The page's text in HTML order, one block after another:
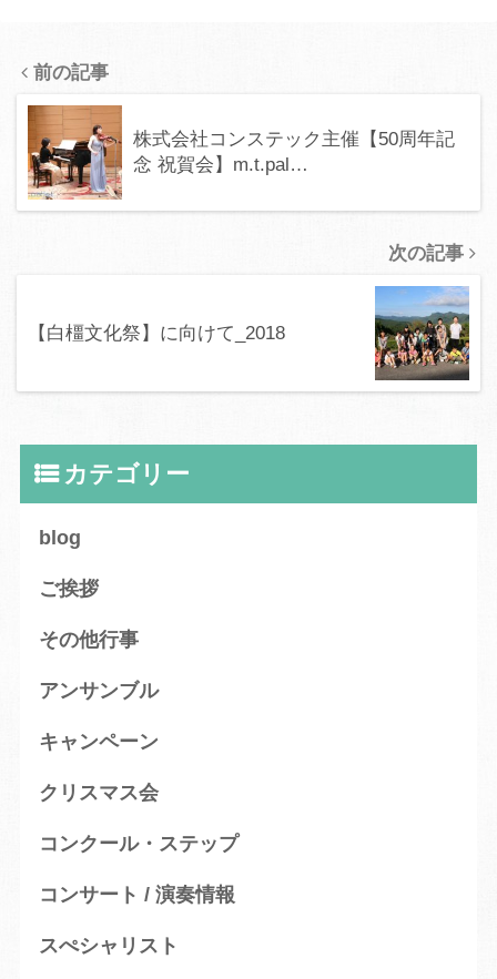
前の記事
株式会社コンステック主催【50周年記
念 祝賀会】m.t.pal…
次の記事
【白橿文化祭】に向けて_2018
カテゴリー
blog
ご挨拶
その他行事
アンサンブル
キャンペーン
クリスマス会
コンクール・ステップ
コンサート / 演奏情報
スぺシャリスト